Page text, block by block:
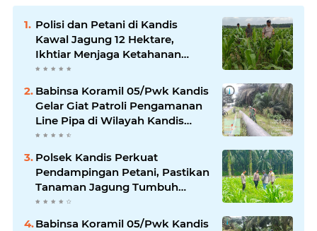
Polisi dan Petani di Kandis
Kawal Jagung 12 Hektare,
Ikhtiar Menjaga Ketahanan
Pangan
Babinsa Koramil 05/Pwk Kandis
Gelar Giat Patroli Pengamanan
Line Pipa di Wilayah Kandis
Kandis
Polsek Kandis Perkuat
Pendampingan Petani, Pastikan
Tanaman Jagung Tumbuh
Optimal Dukung Swasembada
Pangan Nasional
Babinsa Koramil 05/Pwk Kandis